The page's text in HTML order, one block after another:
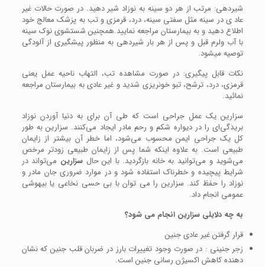
شیردهی: مرتب از هر دو سینه به نوزاد شیر دهید. در صورت حالات غیر
عاد ی در سینه مثل سفتی سینه، درد، قرمزی و تب به پزشک معالج خود
اطلاع دهید و به بیمارستان مراجعه نمایید.همچنین شستشوی نوک سینه
با آب ولرم قبل و پس از هر بار شیردهی به منظور پیشگیری از آلودگی
توصیه می­شود.
نکات قابل پیگیری: در صورت مشاهده تب، التهاب ناحیه عمل یعنی
قرمزی، درد، ترشح، تبو خونریزی شدید و غیر عادی به بیمارستان مراجعه
نمائید.
سزارین یک عمل جراحی است که طی آن برای به دنیا آوردن نوزاد
بریدگی‌ای را در دیواره شکم و رحم مادر ایجاد می‌کنند. سزارین به طور
کل یک جراحی ایمن محسوب می‌شود، اما خطر آن بیشتر از زایمان
طبیعی است. به علاوه اینکه شما پس از زایمان طبیعی زود‌تر مرخص
می‌شوید و می‌توانید به خانه بازگردید. با این حالسزارین می‌تواند در
شرایط پیچیده و خطرناک استفاده شود و در موارد ضروری جان مادر و
نوزاد را حفظ کند. سزارین را می توان با بی حسی نخاعی یا بیهوشی
عمومی انجام داد.
به چه دلایلی سزارین انجام می شود؟
قرار گرفتن غیر عادی جنین
زجر جنینی : در صورت وجود تغییرات بارز در ضربان قلب جنین که نشان
دهنده کاهش اکسیژن رسانی جنین است.